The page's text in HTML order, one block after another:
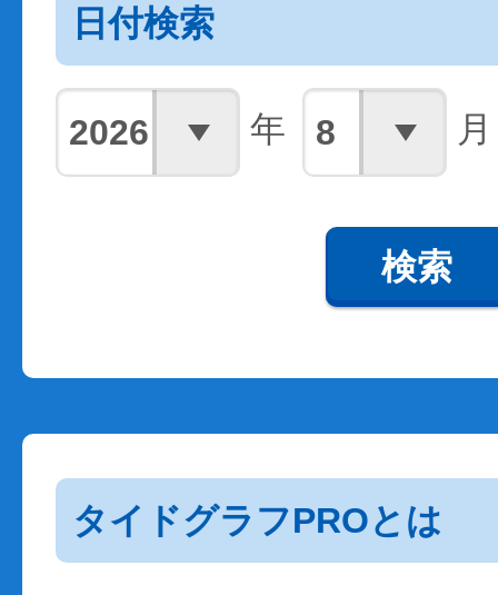
日付検索
年 月
検索
タイドグラフPROとは